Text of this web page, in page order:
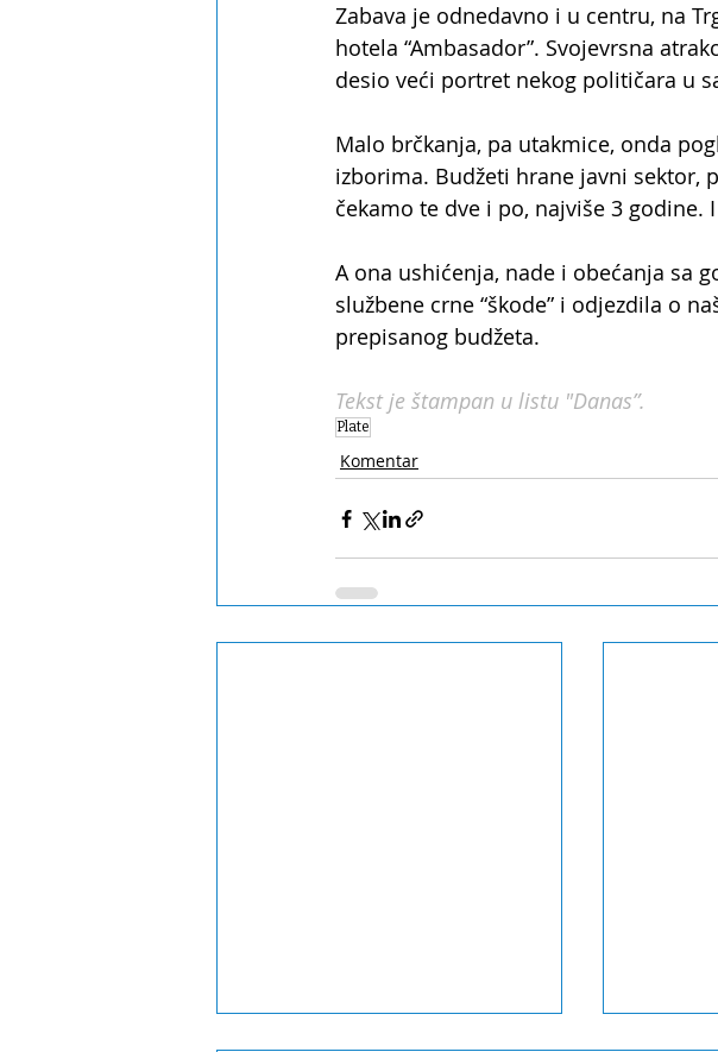
Zabava je odnedavno i u centru, na
hotela “Ambasador”. Svojevrsna
desio veći portret nekog političara u
Malo brčkanja, pa utakmice, onda
izborima. Budžeti hrane javni sektor,
čekamo te dve i po, najviše 3 godine.
A ona ushićenja, nade i obećanja sa
službene crne “škode” i odjezdila o
prepisanog budžeta.
Tekst je štampan u listu "Danas”.
Plate
Komentar